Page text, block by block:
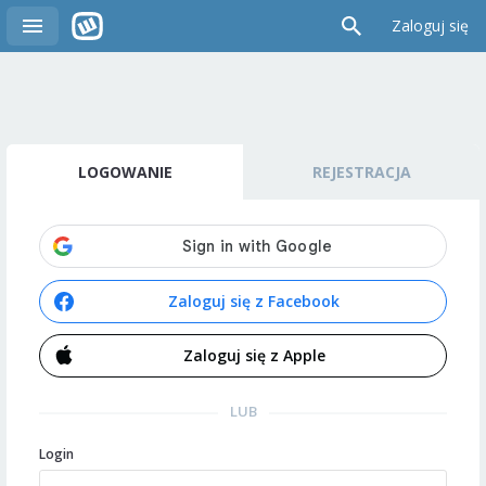
Zaloguj się
LOGOWANIE REJESTRACJA
Zaloguj się z Facebook
Zaloguj się z Apple
LUB
Login